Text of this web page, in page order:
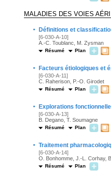
MALADIES DES VOIES
· Définitions et
[6-030-A-10]
A.-C. Toublanc, M. Zysman
Résumé Plan
· Facteurs étiologiques et
[6-030-A-11]
C. Raherison, P.-O. Girodet
Résumé Plan
· Explorations
[6-030-A-13]
B. Degano, T. Soumagne
Résumé Plan
· Traitement
[6-030-A-14]
O. Bonhomme, J.-L. Corhay,
Résumé Plan